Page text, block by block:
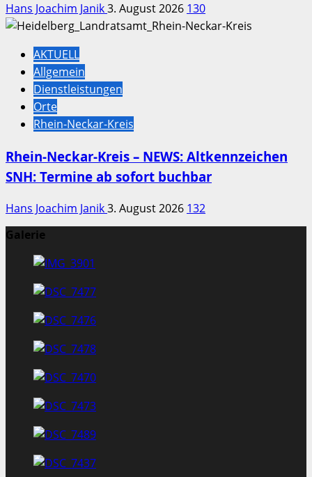
Hans Joachim Janik3. August 2026 130
AKTUELL
Allgemein
Dienstleistungen
Orte
Rhein-Neckar-Kreis
Rhein-Neckar-Kreis – NEWS: Altkennzeichen
SNH: Termine ab sofort buchbar
Hans Joachim Janik3. August 2026 132
Galerie